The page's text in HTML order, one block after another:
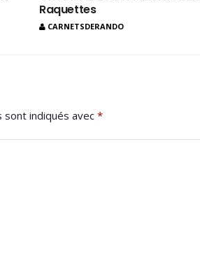
Raquettes
CARNETSDERANDO
sont indiqués avec*